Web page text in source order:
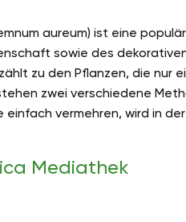
aureum) ist eine
sowie des
zu den Pflanzen, die nur
zwei verschiedene
einfach vermehren, wird in
Mediathek